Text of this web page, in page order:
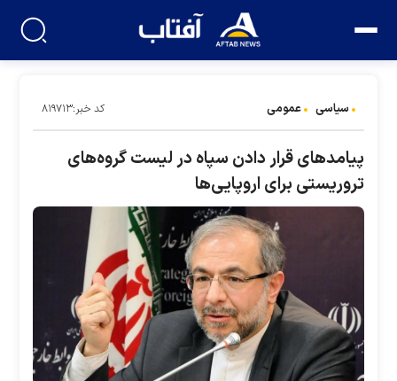
سیاسی عمومی کد خبر:۸۱۹۷۱۳
پیامد‌های قرار دادن سپاه در لیست گروه‌های
تروریستی برای اروپایی‌ها